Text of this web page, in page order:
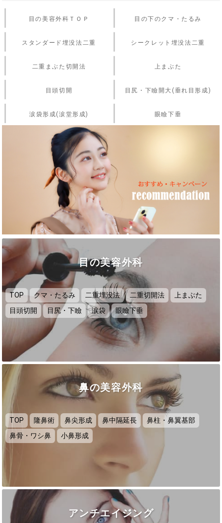
目の美容外科ＴＯＰ 目の下のクマ・たるみ
スタンダード埋没法二重 シークレット埋没法二重
二重まぶた切開法 上まぶた
目頭切開 目尻・下瞼開大(垂れ目形成)
涙袋形成(涙堂形成) 眼瞼下垂
目の美容外科
TOP クマ・たるみ 二重埋没法 二重切開法
上まぶた
目頭切開
目尻・下瞼 涙袋 眼瞼下垂
鼻の美容外科
TOP 隆鼻術 鼻尖形成 鼻中隔延長
鼻柱・鼻翼基部
鼻骨・ワシ鼻
小鼻形成
アンチエイジング